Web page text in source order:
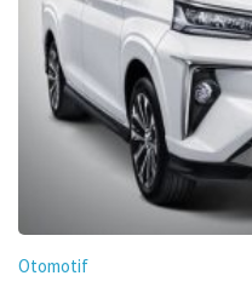
Otomotif